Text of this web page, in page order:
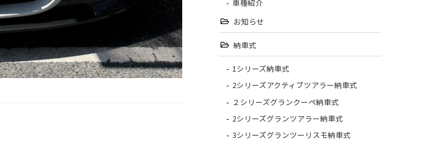
車種紹介
お知らせ
納車式
1シリーズ納車式
2シリーズアクティブツアラー納車式
２シリーズグランクーペ納車式
2シリーズグランツアラー納車式
3シリーズグランツーリスモ納車式